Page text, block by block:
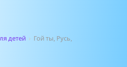
детей › Гой ты, Русь,